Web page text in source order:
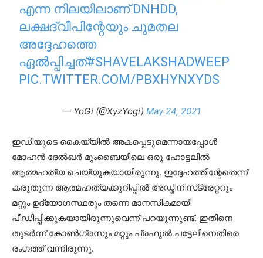
എന്ന നിലയിലാണ് DNHDD,
ലക്ഷദ്വീപിന്റേയും ചുമതല
അദ്ദേഹത്തെ
ഏല്‍പ്പിച്ചത്‌#SHAVELAKSHADWEEP
PIC.TWITTER.COM/PBXHYNXYDS
— YoGi (@XyzYogi) May 24, 2021
ഇഡിയുടെ കൈയ്യില്‍ അകപ്പെടുമെന്നായപ്പോള്‍
മോഹന്‍ ദേല്‍ഖര്‍ മുംബൈയിലെ ഒരു ഹോട്ടലില്‍
ആത്മഹത്യ ചെയ്യുകയായിരുന്നു. ഇദ്ദേഹത്തിന്റേതെന്ന്
കരുതുന്ന ആത്മഹത്യക്കുറിപ്പില്‍ അഡ്മിനിസ്‌ട്രേറ്ററും
മറ്റും ഉദ്യോഗസ്ഥരും തന്നെ മാനസികമായി
പീഡിപ്പിക്കുകയായിരുന്നുവെന്ന് പറയുന്നുണ്ട്. ഇതിനെ
തുടര്‍ന്ന് കോണ്‍ഗ്രസും മറ്റും പ്രഫുല്‍ പട്ടേലിനെതിരെ
രംഗത്ത് വന്നിരുന്നു.